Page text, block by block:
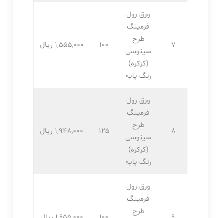
7
ورق رول
فرمینگ
طرح
سینوسی
(کرکره)
رنگ پایه
100 1,555,۰۰۰ ریال
8
ورق رول
فرمینگ
طرح
سینوسی
(کرکره)
رنگ پایه
125 1,948,۰۰۰ ریال
ورق رول
فرمینگ
طرح